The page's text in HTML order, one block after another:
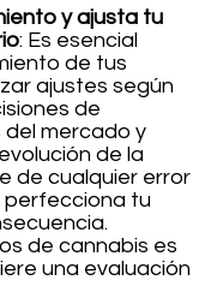
y ajusta tu
: Es esencial
de tus
ajustes según
de
del mercado y
de la
de cualquier error
perfecciona tu
de cannabis es
una evaluación